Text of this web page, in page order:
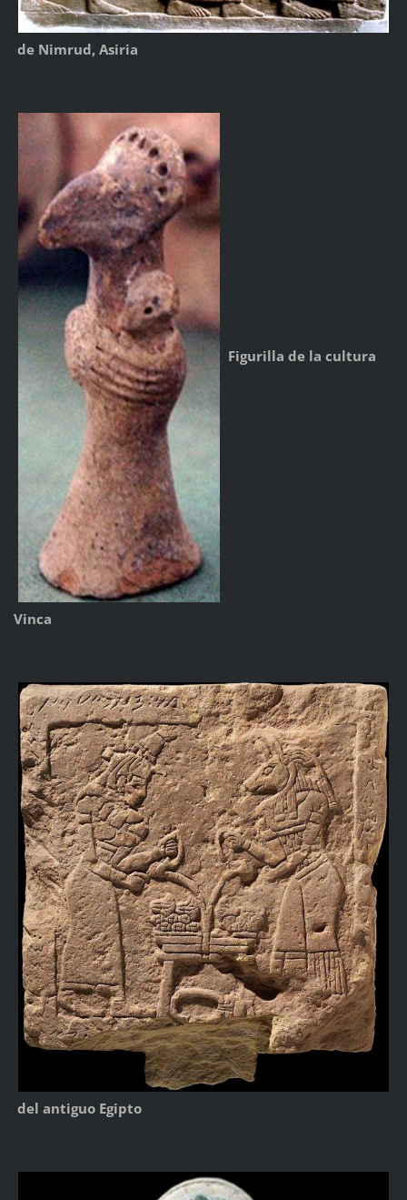
de Nimrud, Asiria
Figurilla de la cultura
Vinca
del antiguo Egipto